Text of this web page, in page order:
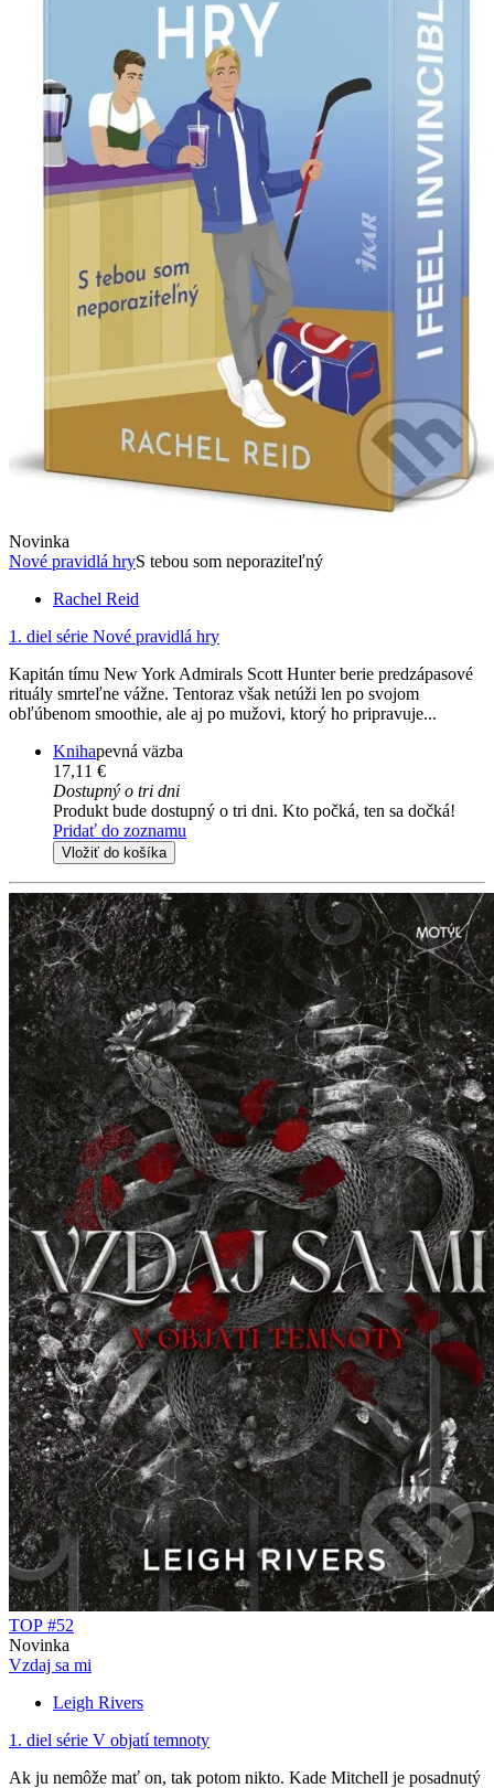
Novinka
Nové pravidlá hryS tebou som neporaziteľný
Rachel Reid
1. diel série Nové pravidlá hry
Kapitán tímu New York Admirals Scott Hunter berie predzápasové
rituály smrteľne vážne. Tentoraz však netúži len po svojom
obľúbenom smoothie, ale aj po mužovi, ktorý ho pripravuje...
Knihapevná väzba
17,11 €
Dostupný o tri dni
Produkt bude dostupný o tri dni. Kto počká, ten sa dočká!
Pridať do zoznamu
Vložiť do košíka
TOP #52
Novinka
Vzdaj sa mi
Leigh Rivers
1. diel série V objatí temnoty
Ak ju nemôže mať on, tak potom nikto. Kade Mitchell je posadnutý